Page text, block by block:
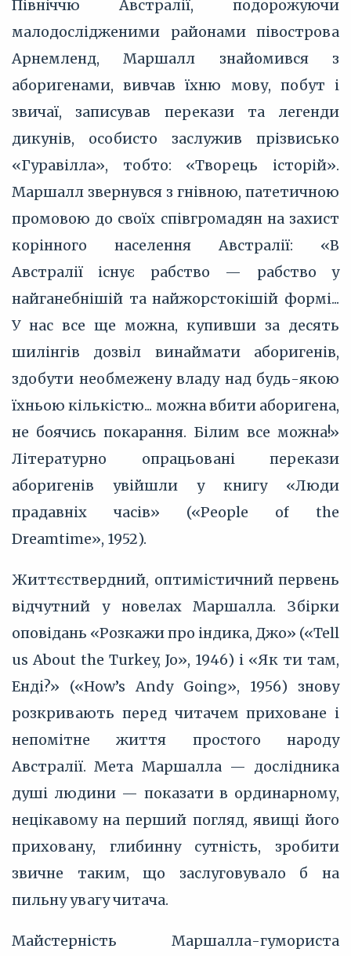
Північчю Австралії, подорожуючи
малодослідженими районами півострова
Арнемленд, Маршалл знайомився з
аборигенами, вивчав їхню мову, побут і
звичаї, записував перекази та легенди
дикунів, особисто заслужив прізвисько
«Гуравілла», тобто: «Творець історій».
Маршалл звернувся з гнівною, патетичною
промовою до своїх співгромадян на захист
корінного населення Австралії: «В
Австралії існує рабство — рабство у
найганебнішій та найжорстокішій формі...
У нас все ще можна, купивши за десять
шилінгів дозвіл винаймати аборигенів,
здобути необмежену владу над будь-якою
їхньою кількістю... можна вбити аборигена,
не боячись покарання. Білим все можна!»
Літературно опрацьовані перекази
аборигенів увійшли у книгу «Люди
прадавніх часів» («People of the
Dreamtime», 1952).
Життєствердний, оптимістичний первень
відчутний у новелах Маршалла. Збірки
оповідань «Розкажи про індика, Джо» («Tell
us About the Turkey, Jo», 1946) і «Як ти там,
Енді?» («How’s Andy Going», 1956) знову
розкривають перед читачем приховане і
непомітне життя простого народу
Австралії. Мета Маршалла — дослідника
душі людини — показати в ординарному,
нецікавому на перший погляд, явищі його
приховану, глибинну сутність, зробити
звичне таким, що заслуговувало б на
пильну увагу читача.
Майстерність Маршалла-гумориста